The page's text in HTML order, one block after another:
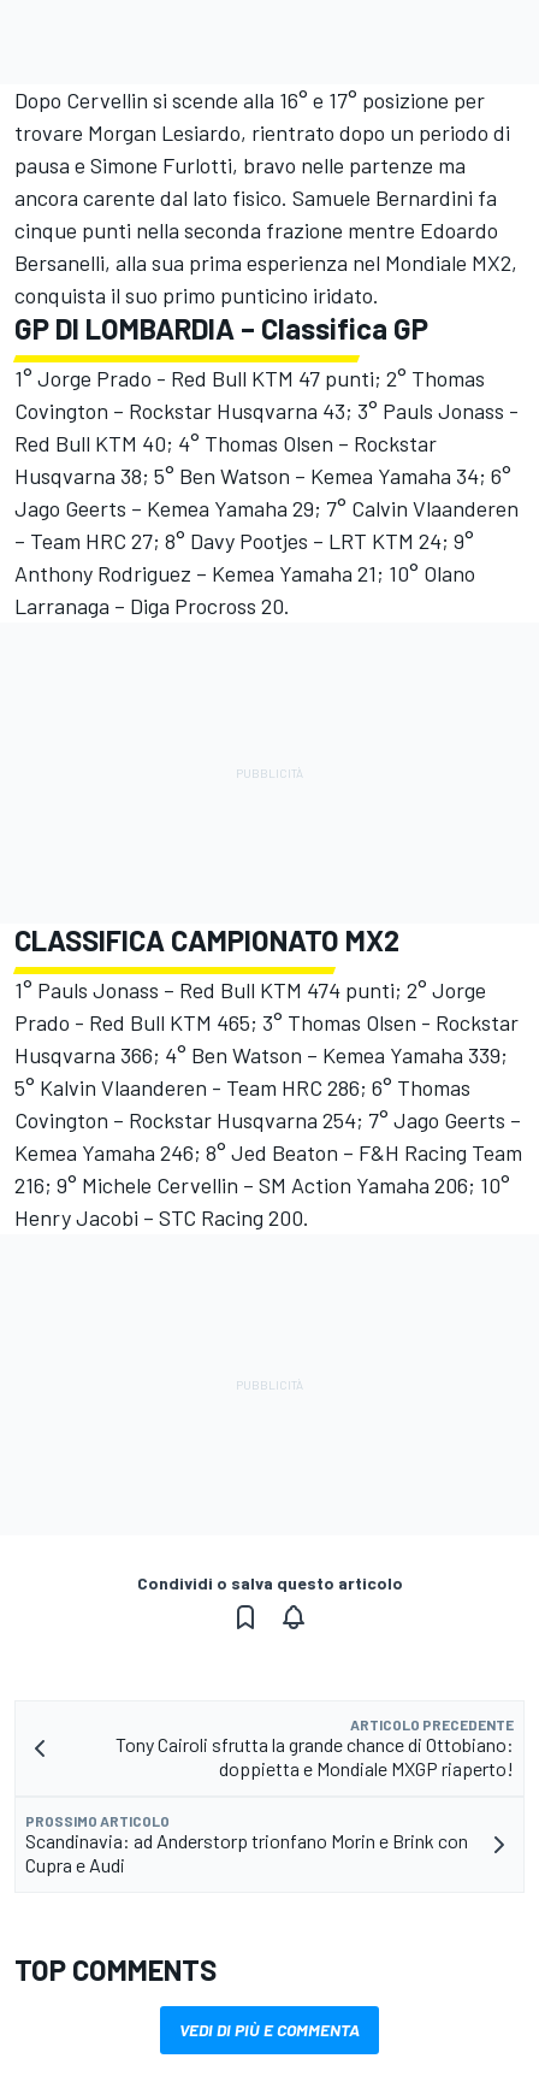
Dopo Cervellin si scende alla 16° e 17° posizione per
trovare Morgan Lesiardo, rientrato dopo un periodo di
pausa e Simone Furlotti, bravo nelle partenze ma
ancora carente dal lato fisico. Samuele Bernardini fa
cinque punti nella seconda frazione mentre Edoardo
Bersanelli, alla sua prima esperienza nel Mondiale MX2,
conquista il suo primo punticino iridato.
GP DI LOMBARDIA – Classifica GP
1° Jorge Prado - Red Bull KTM 47 punti; 2° Thomas
Covington – Rockstar Husqvarna 43; 3° Pauls Jonass -
Red Bull KTM 40; 4° Thomas Olsen – Rockstar
Husqvarna 38; 5° Ben Watson – Kemea Yamaha 34; 6°
Jago Geerts – Kemea Yamaha 29; 7° Calvin Vlaanderen
– Team HRC 27; 8° Davy Pootjes – LRT KTM 24; 9°
Anthony Rodriguez – Kemea Yamaha 21; 10° Olano
Larranaga – Diga Procross 20.
CLASSIFICA CAMPIONATO MX2
1° Pauls Jonass – Red Bull KTM 474 punti; 2° Jorge
Prado - Red Bull KTM 465; 3° Thomas Olsen - Rockstar
Husqvarna 366; 4° Ben Watson – Kemea Yamaha 339;
5° Kalvin Vlaanderen - Team HRC 286; 6° Thomas
Covington – Rockstar Husqvarna 254; 7° Jago Geerts –
Kemea Yamaha 246; 8° Jed Beaton – F&H Racing Team
216; 9° Michele Cervellin – SM Action Yamaha 206; 10°
Henry Jacobi – STC Racing 200.
Condividi o salva questo articolo
ARTICOLO PRECEDENTE
Tony Cairoli sfrutta la grande chance di Ottobiano:
doppietta e Mondiale MXGP riaperto!
PROSSIMO ARTICOLO
Scandinavia: ad Anderstorp trionfano Morin e Brink con
Cupra e Audi
TOP COMMENTS
VEDI DI PIÙ E COMMENTA